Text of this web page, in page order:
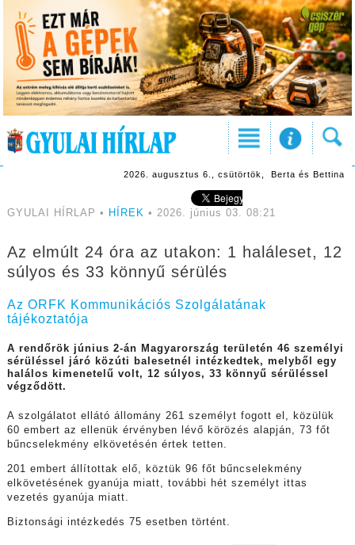
2026. augusztus 6., csütörtök, Berta és Bettina
GYULAI HÍRLAP • HÍREK • 2026. június 03. 08:21
Az elmúlt 24 óra az utakon: 1 haláleset, 12
súlyos és 33 könnyű sérülés
Az ORFK Kommunikációs Szolgálatának
tájékoztatója
A rendőrök június 2-án Magyarország területén 46 személyi
sérüléssel járó közúti balesetnél intézkedtek, melyből egy
halálos kimenetelű volt, 12 súlyos, 33 könnyű sérüléssel
végződött.
A szolgálatot ellátó állomány 261 személyt fogott el, közülük
60 embert az ellenük érvényben lévő körözés alapján, 73 főt
bűncselekmény elkövetésén értek tetten.
201 embert állítottak elő, köztük 96 főt bűncselekmény
elkövetésének gyanúja miatt, további hét személyt ittas
vezetés gyanúja miatt.
Biztonsági intézkedés 75 esetben történt.